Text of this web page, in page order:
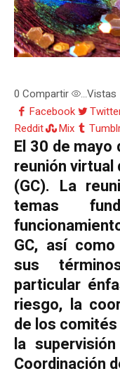
0 Compartir ...Vistas
Facebook
Reddit
Mix
El 30 de
reunión virtual
(GC). La
temas
GC, así
sus
particular
riesgo, la
de los
la
Coordinación